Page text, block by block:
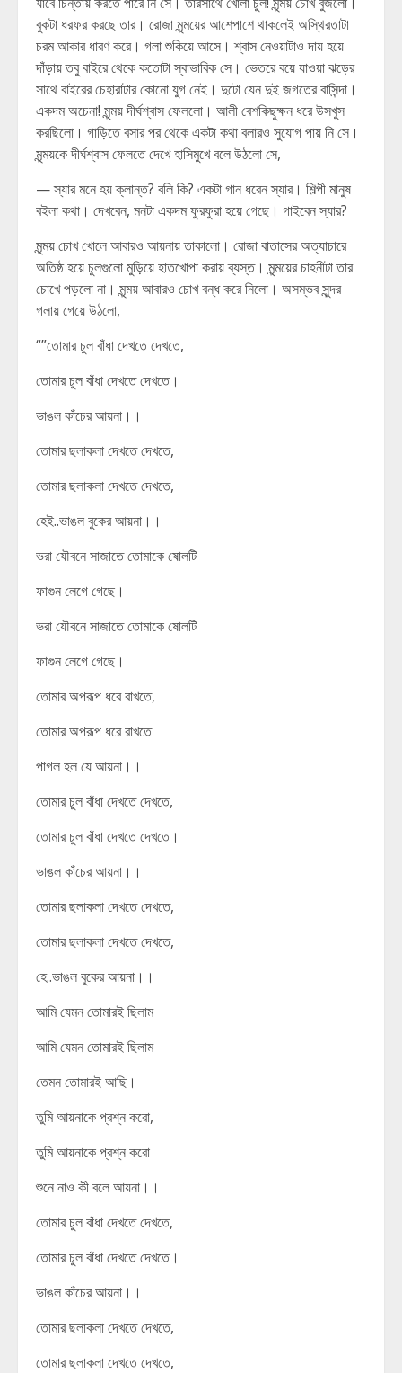
বুকটা ধরফর করছে তার। রোজা মৃন্ময়ের আশেপাশে থাকলেই অস্থিরতাটা
চরম আকার ধারণ করে। গলা শুকিয়ে আসে। শ্বাস নেওয়াটাও দায় হয়ে
দাঁড়ায় তবু বাইরে থেকে কতোটা স্বাভাবিক সে। ভেতরে বয়ে যাওয়া ঝড়ের
সাথে বাইরের চেহারাটার কোনো যুগ নেই। দুটো যেন দুই জগতের বাসিন্দা।
একদম অচেনা! মৃন্ময় দীর্ঘশ্বাস ফেললো। আলী বেশকিছুক্ষন ধরে উসখুস
করছিলো। গাড়িতে বসার পর থেকে একটা কথা বলারও সুযোগ পায় নি সে।
মৃন্ময়কে দীর্ঘশ্বাস ফেলতে দেখে হাসিমুখে বলে উঠলো সে,
— স্যার মনে হয় ক্লান্ত? বলি কি? একটা গান ধরেন স্যার। শিল্পী মানুষ
বইলা কথা। দেখবেন, মনটা একদম ফুরফুরা হয়ে গেছে। গাইবেন স্যার?
মৃন্ময় চোখ খোলে আবারও আয়নায় তাকালো। রোজা বাতাসের অত্যাচারে
অতিষ্ঠ হয়ে চুলগুলো মুড়িয়ে হাতখোপা করায় ব্যস্ত। মৃন্ময়ের চাহনীটা তার
চোখে পড়লো না। মৃন্ময় আবারও চোখ বন্ধ করে নিলো। অসম্ভব সুন্দর
গলায় গেয়ে উঠলো,
“”তোমার চুল বাঁধা দেখতে দেখতে,
তোমার চুল বাঁধা দেখতে দেখতে।
ভাঙল কাঁচের আয়না।।
তোমার ছলাকলা দেখতে দেখতে,
তোমার ছলাকলা দেখতে দেখতে,
হেই..ভাঙল বুকের আয়না।।
ভরা যৌবনে সাজাতে তোমাকে ষোলটি
ফাগুন লেগে গেছে।
ভরা যৌবনে সাজাতে তোমাকে ষোলটি
ফাগুন লেগে গেছে।
তোমার অপরূপ ধরে রাখতে,
তোমার অপরূপ ধরে রাখতে
পাগল হল যে আয়না।।
তোমার চুল বাঁধা দেখতে দেখতে,
তোমার চুল বাঁধা দেখতে দেখতে।
ভাঙল কাঁচের আয়না।।
তোমার ছলাকলা দেখতে দেখতে,
তোমার ছলাকলা দেখতে দেখতে,
হে..ভাঙল বুকের আয়না।।
আমি যেমন তোমারই ছিলাম
আমি যেমন তোমারই ছিলাম
তেমন তোমারই আছি।
তুমি আয়নাকে প্রশ্ন করো,
তুমি আয়নাকে প্রশ্ন করো
শুনে নাও কী বলে আয়না।।
তোমার চুল বাঁধা দেখতে দেখতে,
তোমার চুল বাঁধা দেখতে দেখতে।
ভাঙল কাঁচের আয়না।।
তোমার ছলাকলা দেখতে দেখতে,
তোমার ছলাকলা দেখতে দেখতে,